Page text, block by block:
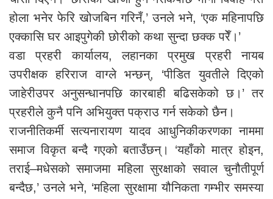
होला भनेर फेरि खोजबिन गरिनँ,’ उनले भने, ‘एक महिनापछि
एक्कासि घर आइपुगेकी छोरीको कथा सुन्दा छक्क परेँ।’
वडा प्रहरी कार्यालय, लहानका प्रमुख प्रहरी नायब
उपरीक्षक हरिराज वाग्ले भन्छन्, ‘पीडित युवतीले दिएको
जाहेरीउपर अनुसन्धानपछि कारबाही बढिसकेको छ।’ तर
प्रहरीले कुनै पनि अभियुक्त पक्राउ गर्न सकेको छैन।
राजनीतिकर्मी सत्यनारायण यादव आधुनिकीकरणका नाममा
समाज विकृत बन्दै गएको बताउँछन्। ‘यहाँको मात्र होइन,
तराई–मधेसको समाजमा महिला सुरक्षाको सवाल चुनौतीपूर्ण
बन्दैछ,’ उनले भने, ‘महिला सुरक्षामा यौनिकता गम्भीर समस्या